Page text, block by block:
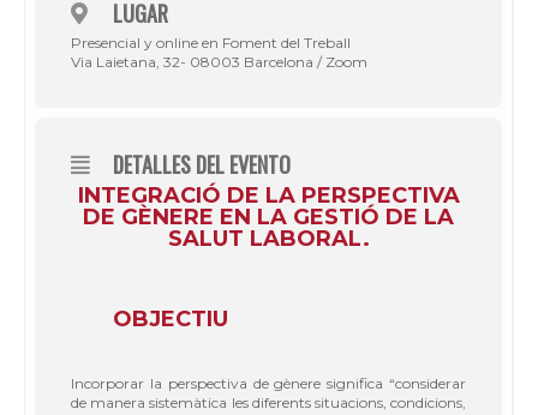
LUGAR
Presencial y online en Foment del Treball
Via Laietana, 32- 08003 Barcelona / Zoom
DETALLES DEL EVENTO
INTEGRACIÓ DE LA PERSPECTIVA
DE GÈNERE EN LA GESTIÓ DE LA
SALUT LABORAL.
OBJECTIU
Incorporar la perspectiva de gènere significa “considerar
de manera sistemàtica les diferents situacions, condicions,